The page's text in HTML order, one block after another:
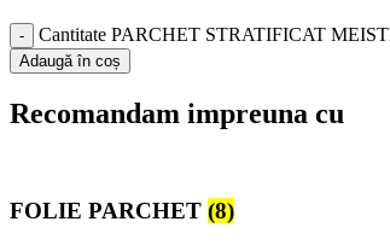
Cantitate PARCHET STRATIFICAT
Adaugă în coș
Recomandam impreuna cu
FOLIE PARCHET (8)